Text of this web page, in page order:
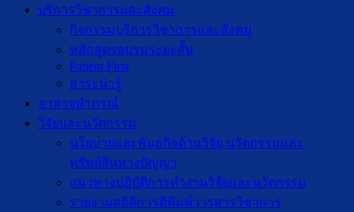
บริการวิชาการและสังคม
กิจกรรมบริการวิชาการและสังคม
หลักสูตรอบรมระยะสั้น
Patient First
สาระน่ารู้
อาสาจุฬาภรณ์
วิจัยและนวัตกรรม
นโยบายและพันธกิจด้านวิจัย นวัตกรรมและ
ทรัพย์สินทางปัญญา
แนวทางปฏิบัติการทำงานวิจัยและนวัตกรรม
รายงานสถิติการตีพิมพ์วารสารวิชาการ